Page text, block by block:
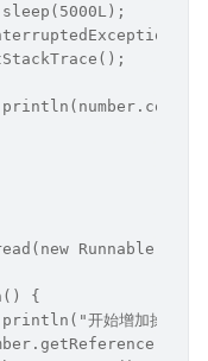
e)
Runnable() {
{
开始增加操作");